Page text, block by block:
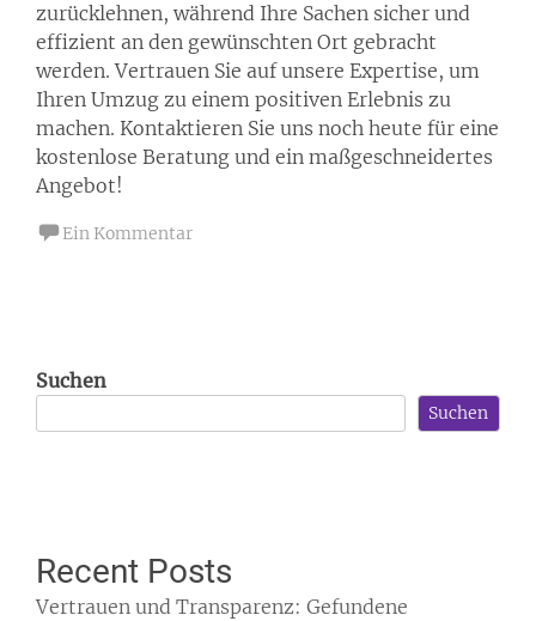
zurücklehnen, während Ihre Sachen sicher und
effizient an den gewünschten Ort gebracht
werden. Vertrauen Sie auf unsere Expertise, um
Ihren Umzug zu einem positiven Erlebnis zu
machen. Kontaktieren Sie uns noch heute für eine
kostenlose Beratung und ein maßgeschneidertes
Angebot!
Ein Kommentar
Suchen
Suchen
Recent Posts
Vertrauen und Transparenz: Gefundene